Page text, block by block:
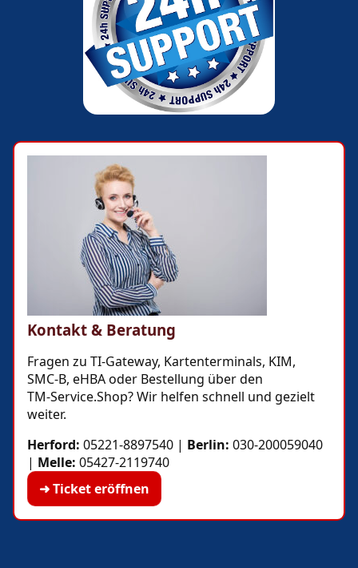
Kontakt & Beratung
Fragen zu TI-Gateway, Kartenterminals, KIM,
SMC‑B, eHBA oder Bestellung über den
TM‑Service.Shop? Wir helfen schnell und gezielt
weiter.
Herford: 05221-8897540 | Berlin: 030-200059040
| Melle: 05427-2119740
➜ Ticket eröffnen